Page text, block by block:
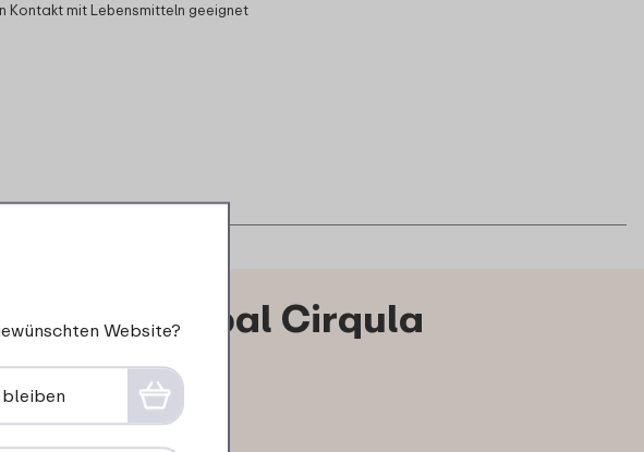
Kontakt mit Lebensmitteln geeignet
Mepal Cirqula
Website?
bleiben